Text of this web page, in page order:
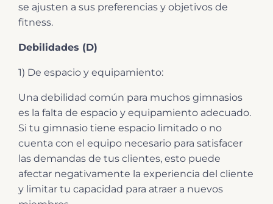
se ajusten a sus preferencias y objetivos de
fitness.
Debilidades (D)
1) De espacio y equipamiento:
Una debilidad común para muchos gimnasios
es la falta de espacio y equipamiento adecuado.
Si tu gimnasio tiene espacio limitado o no
cuenta con el equipo necesario para satisfacer
las demandas de tus clientes, esto puede
afectar negativamente la experiencia del cliente
y limitar tu capacidad para atraer a nuevos